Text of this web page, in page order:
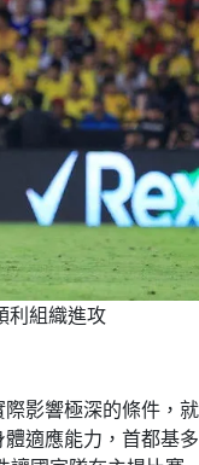
利組織進攻
影響極深的條件，就
適應能力，首都基多